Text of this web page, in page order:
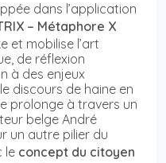
dans l’application
– Métaphore X
et mobilise l’art
de réflexion
à des enjeux
discours de haine en
prolonge à travers un
belge André
un autre pilier du
le concept du citoyen